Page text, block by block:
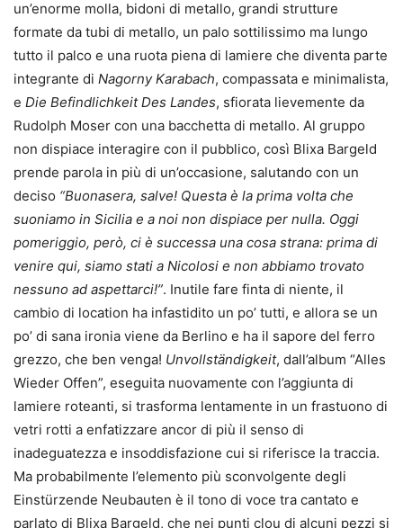
un’enorme molla, bidoni di metallo, grandi strutture
formate da tubi di metallo, un palo sottilissimo ma lungo
tutto il palco e una ruota piena di lamiere che diventa parte
integrante di Nagorny Karabach, compassata e minimalista,
e Die Befindlichkeit Des Landes, sfiorata lievemente da
Rudolph Moser con una bacchetta di metallo. Al gruppo
non dispiace interagire con il pubblico, così Blixa Bargeld
prende parola in più di un’occasione, salutando con un
deciso “Buonasera, salve! Questa è la prima volta che
suoniamo in Sicilia e a noi non dispiace per nulla. Oggi
pomeriggio, però, ci è successa una cosa strana: prima di
venire qui, siamo stati a Nicolosi e non abbiamo trovato
nessuno ad aspettarci!”. Inutile fare finta di niente, il
cambio di location ha infastidito un po’ tutti, e allora se un
po’ di sana ironia viene da Berlino e ha il sapore del ferro
grezzo, che ben venga! Unvollständigkeit, dall’album “Alles
Wieder Offen”, eseguita nuovamente con l’aggiunta di
lamiere roteanti, si trasforma lentamente in un frastuono di
vetri rotti a enfatizzare ancor di più il senso di
inadeguatezza e insoddisfazione cui si riferisce la traccia.
Ma probabilmente l’elemento più sconvolgente degli
Einstürzende Neubauten è il tono di voce tra cantato e
parlato di Blixa Bargeld, che nei punti clou di alcuni pezzi si